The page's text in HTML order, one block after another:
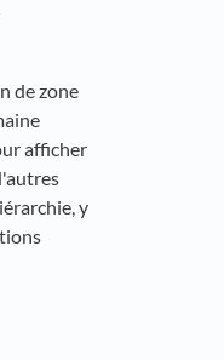
de zone
afficher
y